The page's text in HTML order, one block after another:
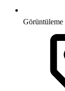
Görüntüleme